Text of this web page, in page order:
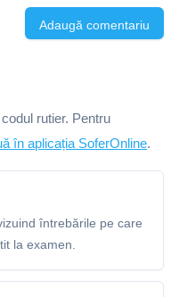
Adaugă comentariu
rutier. Pentru
în aplicația SoferOnline.
întrebările pe care
la examen.